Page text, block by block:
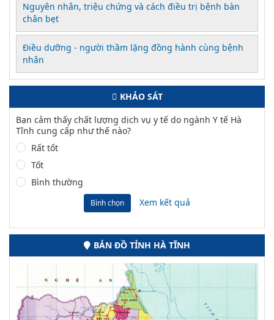
Nguyên nhân, triệu chứng và cách điều trị bệnh bàn
chân bẹt
Điều dưỡng - người thầm lặng đồng hành cùng bệnh
nhân
KHẢO SÁT
Bạn cảm thấy chất lượng dịch vụ y tế do ngành Y tế Hà
Tĩnh cung cấp như thế nào?
Rất tốt
Tốt
Bình thường
Bình chọn Xem kết quả
BẢN ĐỒ TỈNH HÀ TĨNH